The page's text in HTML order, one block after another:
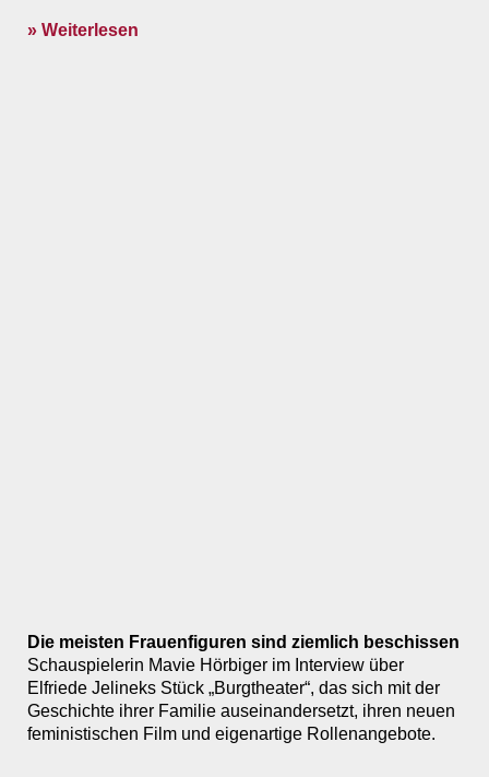
» Weiterlesen
Die meisten Frauenfiguren sind ziemlich beschissen
Schauspielerin Mavie Hörbiger im Interview über
Elfriede Jelineks Stück „Burgtheater“, das sich mit der
Geschichte ihrer Familie auseinandersetzt, ihren neuen
feministischen Film und eigenartige Rollenangebote.